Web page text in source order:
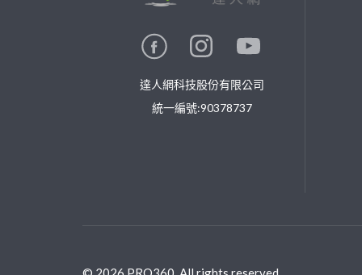
達人網科技股份有限公司
統一編號:90378737